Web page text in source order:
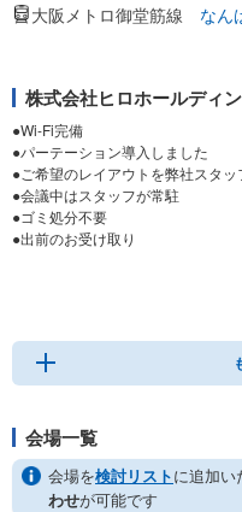
大阪メトロ御堂筋線 なん
株式会社ヒロホールディ
●Wi-Fi完備
●パーテーション導入しました
●ご希望のレイアウトを弊社スタ
●会議中はスタッフが常駐
●ゴミ処分不要
●出前のお受け取り
会場一覧
会場を検討リストに追加い
わせが可能です